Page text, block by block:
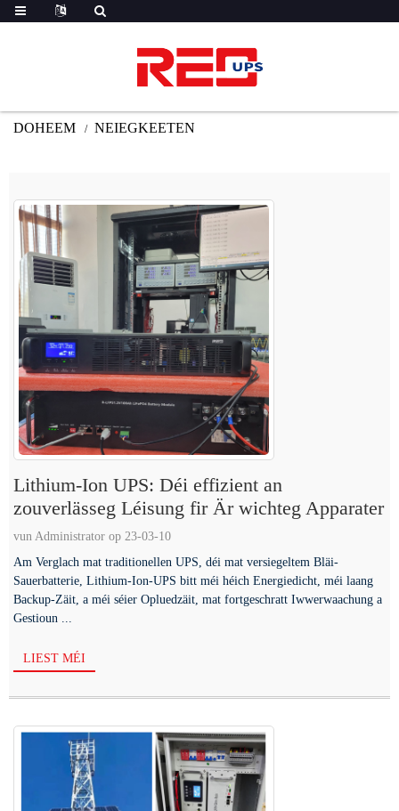
DOHEEM NEIEGKEETEN
Lithium-Ion UPS: Déi effizient an
zouverlässeg Léisung fir Är wichteg Apparater
vun Administrator op 23-03-10
Am Verglach mat traditionellen UPS, déi mat versiegeltem Bläi-
Sauerbatterie, Lithium-Ion-UPS bitt méi héich Energiedicht, méi laang
Backup-Zäit, a méi séier Opluedzäit, mat fortgeschratt Iwwerwaachung a
Gestioun ...
LIEST MÉI